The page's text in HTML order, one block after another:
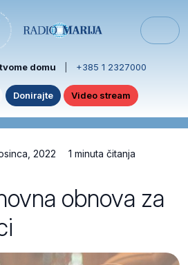
domu +385 1 2327000
Donirajte Video stream
2022 1 minuta čitanja
obnova za